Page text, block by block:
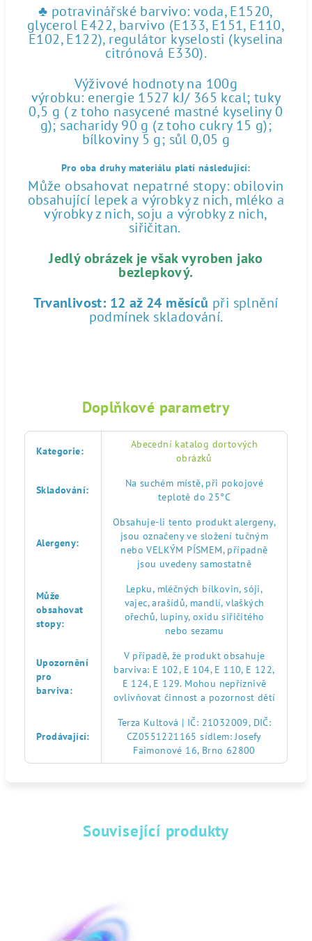
♣ potravinářské barvivo: voda, E1520,
glycerol E422, barvivo (E133, E151, E110,
E102, E122), regulátor kyselosti (kyselina
citrónová E330).
Výživové hodnoty na 100g
výrobku: energie 1527 kJ/ 365 kcal; tuky
0,5 g ( z toho nasycené mastné kyseliny 0
g); sacharidy 90 g (z toho cukry 15 g);
bílkoviny 5 g; sůl 0,05 g
Pro oba druhy materiálu platí následující:
Může obsahovat nepatrné stopy: obilovin
obsahující lepek a výrobky z nich, mléko a
výrobky z nich, soju a výrobky z nich,
siřičitan.
Jedlý obrázek je však vyroben jako
bezlepkový.
Trvanlivost: 12 až 24 měsíců při splnění
podmínek skladování.
Doplňkové parametry
Kategorie:
Abecední katalog dortových
obrázků
Skladování:
Na suchém místě, při pokojové
teplotě do 25°C
Alergeny:
Obsahuje-li tento produkt alergeny,
jsou označeny ve složení tučným
nebo VELKÝM PÍSMEM, případně
jsou uvedeny samostatně
Může
obsahovat
stopy:
Lepku, mléčných bílkovin, sóji,
vajec, arašídů, mandlí, vlaškých
ořechů, lupiny, oxidu siřičitého
nebo sezamu
Upozornění
pro
barviva:
V případě, že produkt obsahuje
barviva: E 102, E 104, E 110, E 122,
E 124, E 129. Mohou nepříznivě
ovlivňovat činnost a pozornost dětí
Prodávající:
Terza Kultová | IČ: 21032009, DIČ:
CZ0551221165 sídlem: Josefy
Faimonové 16, Brno 62800
Související produkty